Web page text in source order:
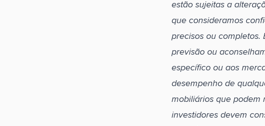
estão sujeitas a
que consideramos
precisos ou completos.
previsão ou
específico ou aos
desempenho de
mobiliários que podem
investidores devem